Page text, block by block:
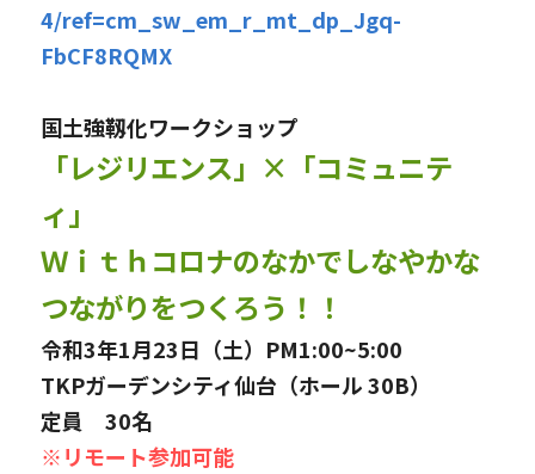
4/ref=cm_sw_em_r_mt_dp_Jgq-
FbCF8RQMX
国土強靱化ワークショップ
「レジリエンス」×「コミュニテ
ィ」
Ｗｉｔｈコロナのなかでしなやかな
つながりをつくろう！！
令和3年1月23日（土）PM1:00~5:00
TKPガーデンシティ仙台（ホール 30B）
定員　30名
※リモート参加可能